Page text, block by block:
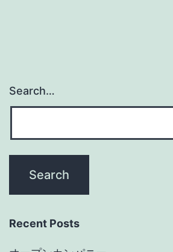
Search…
Recent Posts